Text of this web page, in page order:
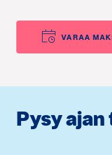
VARAA
Pysy ajan